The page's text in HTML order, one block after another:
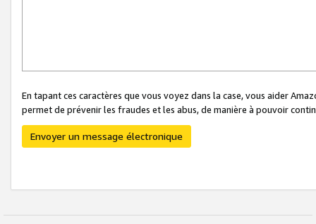
En tapant ces caractères que vous voyez dans la case, vous aider
permet de prévenir les fraudes et les abus, de manière à pouvoir
Envoyer un message électronique